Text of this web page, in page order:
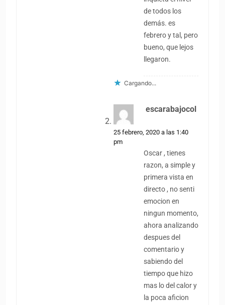
de todos los
demás. es
febrero y tal, pero
bueno, que lejos
llegaron.
Cargando...
escarabajocol
dice:
25 febrero, 2020 a las 1:40
pm
Oscar , tienes
razon, a simple y
primera vista en
directo , no senti
emocion en
ningun momento,
ahora analizando
despues del
comentario y
sabiendo del
tiempo que hizo
mas lo del calor y
la poca aficion